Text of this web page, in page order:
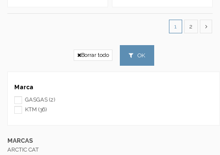
1 2
Borrar todo OK
Marca
GASGAS (2)
KTM (36)
MARCAS
ARCTIC CAT